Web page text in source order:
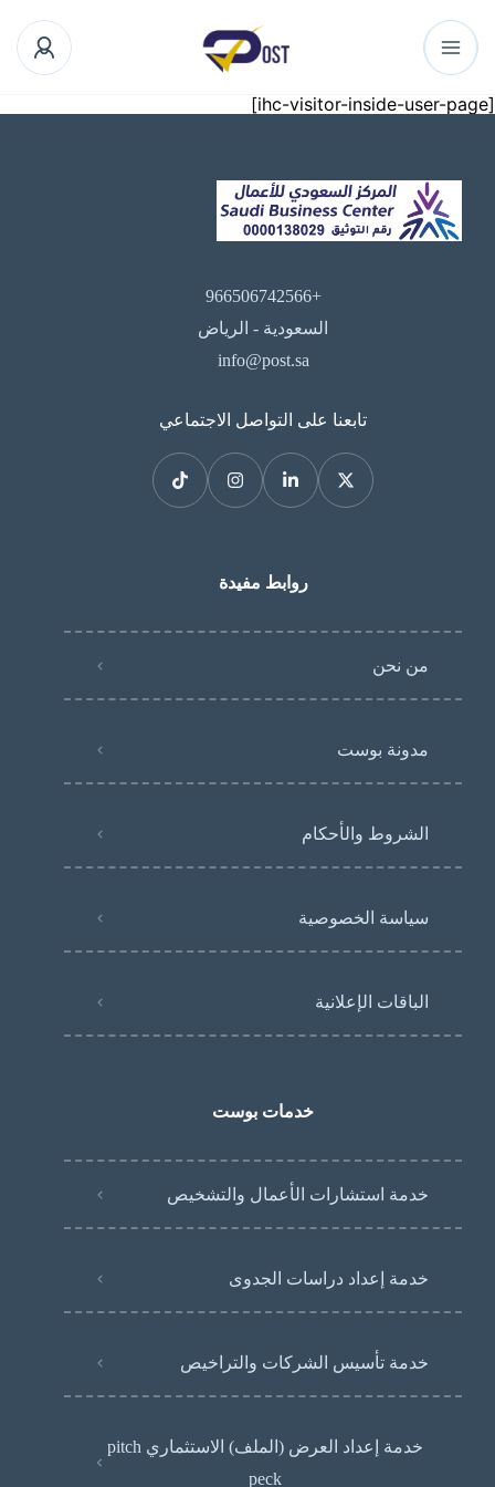
[ihc-visitor-inside-user-page]
+966506742566
السعودية - الرياض
info@post.sa
تابعنا على التواصل الاجتماعي
روابط مفيدة
من نحن
مدونة بوست
الشروط والأحكام
سياسة الخصوصية
الباقات الإعلانية
خدمات بوست
خدمة استشارات الأعمال والتشخيص
خدمة إعداد دراسات الجدوى
خدمة تأسيس الشركات والتراخيص
خدمة إعداد العرض (الملف) الاستثماري pitch
peck